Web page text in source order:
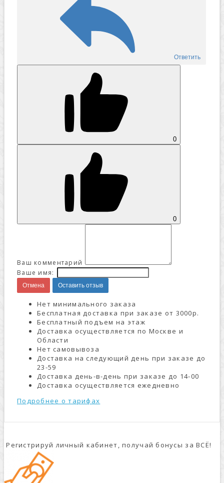
Ответить
0
0
Ваш комментарий
Ваше имя:
Отмена Оставить отзыв
Нет минимального заказа
Бесплатная доставка при заказе от 3000р.
Бесплатный подъем на этаж
Доставка осуществляется по Москве и
Области
Нет самовывоза
Доставка на следующий день при заказе до
23-59
Доставка день-в-день при заказе до 14-00
Доставка осуществляется ежедневно
Подробнее о тарифах
Регистрируй личный кабинет, получай бонусы за ВСЁ!